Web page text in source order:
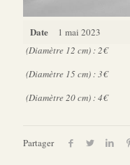
Date
1 mai 2023
(Diamètre 12 cm) : 2€
(Diamètre 15 cm) : 3€
(Diamètre 20 cm) : 4€
Partager